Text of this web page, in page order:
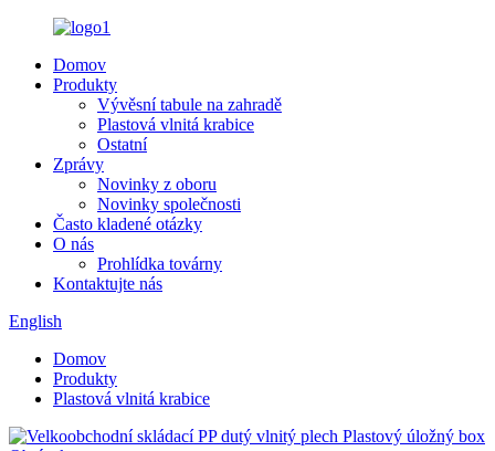
Domov
Produkty
Vývěsní tabule na zahradě
Plastová vlnitá krabice
Ostatní
Zprávy
Novinky z oboru
Novinky společnosti
Často kladené otázky
O nás
Prohlídka továrny
Kontaktujte nás
English
Domov
Produkty
Plastová vlnitá krabice